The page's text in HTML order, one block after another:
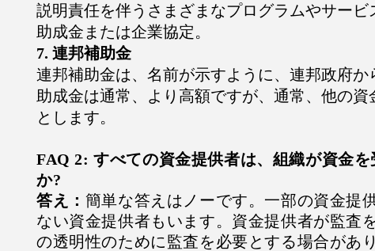
説明責任を伴うさまざまなプログラムやサー
助成金または企業協定。
7. 連邦補助金
連邦補助金は、名前が示すように、連邦政府か
助成金は通常、より高額ですが、通常、他の
とします。
FAQ 2: すべての資金提供者は、組織が資金
か?
答え： 簡単な答えはノーです。一部の資金提
ない資金提供者もいます。資金提供者が監査
の透明性のために監査を必要とする場合があり